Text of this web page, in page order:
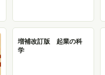
増補改訂版 起業の科
学